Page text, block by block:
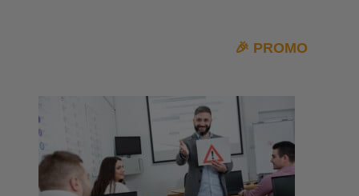
🎉 PROMO